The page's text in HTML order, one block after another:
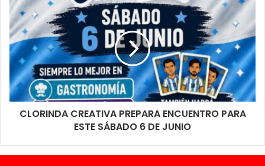
CLORINDA CREATIVA PREPARA ENCUENTRO PARA
ESTE SÁBADO 6 DE JUNIO